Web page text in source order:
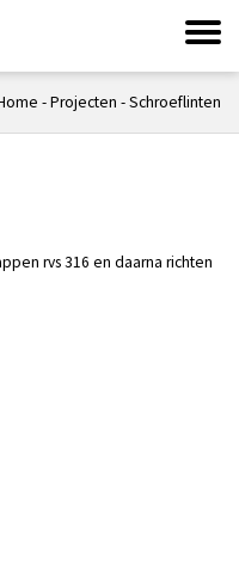
-Projecten -Schroeflinten
rvs 316 en daarna richten